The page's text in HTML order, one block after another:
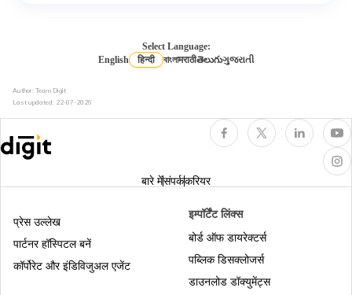
लॉन्ग टर्म और शॉर्ट टर्म कैपिटल गेन के बीच अंतर
प्रॉफिट आफ्टर टैक्स
सीनियर सिटिजन के लिए इनकम टैक्स स्लैब
Select Language:
English
हिन्दी বাংলাमराठीతెలుగుગુજરાતી
Author: Team Digit
Last updated: 22-07-2026
बारे मेंसंपर्ककरियर
प्रेस उल्लेख
पार्टनर हॉस्पिटल बनें
कॉर्पोरेट और इंडिविजुअल एजेंट
इम्पॉर्टेंट लिंक्स
बोर्ड ऑफ डायरेक्टर्स
पब्लिक डिसक्लोजर्स
डाउनलोड डॉक्युमेंट्स